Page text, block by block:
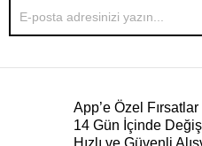
App’e Özel Fırsatlar
14 Gün İçinde
Hızlı ve Güvenli